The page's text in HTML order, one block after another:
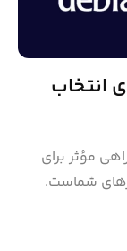
انتخاب
مؤثر برای
شماست.